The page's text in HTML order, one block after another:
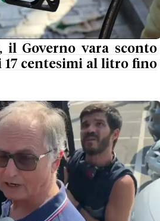
il Governo vara sconto
17 centesimi al litro fino